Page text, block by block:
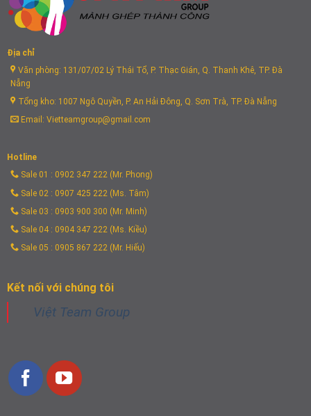
Địa chỉ
Văn phòng: 131/07/02 Lý Thái Tổ, P. Thạc Gián, Q. Thanh Khê, TP. Đà
Nẵng
Tổng kho: 1007 Ngô Quyền, P. An Hải Đông, Q. Sơn Trà, TP. Đà Nẵng
Email: Vietteamgroup@gmail.com
Hotline
Sale 01 : 0902 347 222 (Mr. Phong)
Sale 02 : 0907 425 222 (Ms. Tâm)
Sale 03 : 0903 900 300 (Mr. Minh)
Sale 04 : 0904 347 222 (Ms. Kiều)
Sale 05 : 0905 867 222 (Mr. Hiếu)
Kết nối với chúng tôi
Việt Team Group